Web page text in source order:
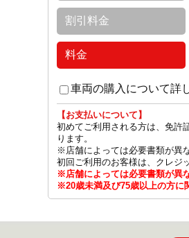
割引料金
料金
車両の購入について詳
【お支払いについて】
初めてご利用される方は、免許
ります。
※店舗によっては必要書類が異
初回ご利用のお客様は、クレジ
※店舗によっては必要書類が異
※20歳未満及び75歳以上の方に